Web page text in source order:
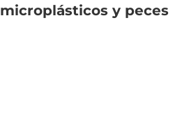
microplásticos y peces